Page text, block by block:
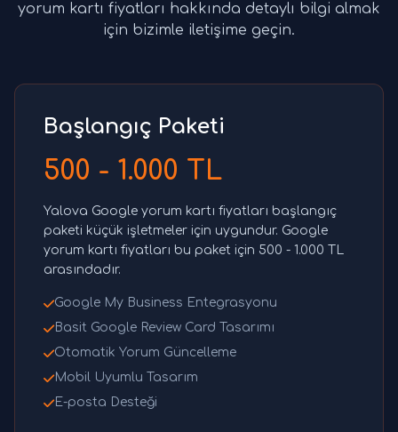
yorum kartı fiyatları hakkında detaylı bilgi almak
için bizimle iletişime geçin.
Başlangıç Paketi
500 - 1.000 TL
Yalova Google yorum kartı fiyatları başlangıç
paketi küçük işletmeler için uygundur. Google
yorum kartı fiyatları bu paket için 500 - 1.000 TL
arasındadır.
Google My Business Entegrasyonu
Basit Google Review Card Tasarımı
Otomatik Yorum Güncelleme
Mobil Uyumlu Tasarım
E-posta Desteği